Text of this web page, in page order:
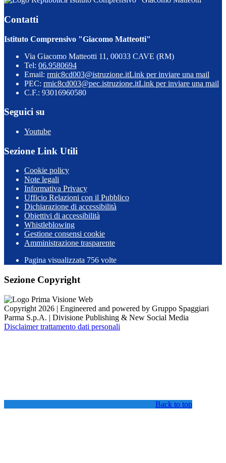
Contatti
Istituto Comprensivo "Giacomo Matteotti"
Via Giacomo Matteotti 11, 00033 CAVE (RM)
Tel: 06.9580694
Email: rmic8cd003@istruzione.itLink per inviare una mail
PEC: rmic8cd003@pec.istruzione.itLink per inviare una mail
C.F.: 93016960580
Seguici su
Youtube
Sezione Link Utili
Cookie policy
Note legali
Informativa Privacy
Ufficio Relazioni con il Pubblico
Dichiarazione di accessibilità
Obiettivi di accessibilità
Whistleblowing
Gestione consensi cookie
Amministrazione trasparente
Pagina visualizzata 756 volte
Sezione Copyright
Copyright 2026 | Engineered and powered by Gruppo Spaggiari
Parma S.p.A. | Divisione Publishing & New Social Media
Disclaimer trattamento dati personali
Back to top